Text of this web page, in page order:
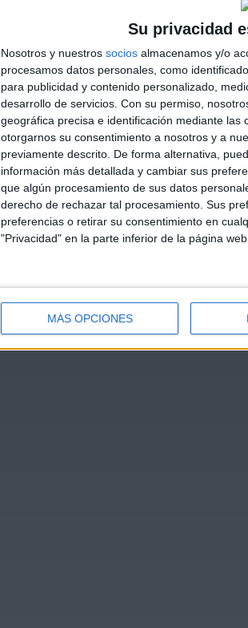
Su privacidad
Nosotros y nuestros socios almacenamos y/o
procesamos datos personales, como
para publicidad y contenido personalizado,
desarrollo de servicios. Con su permiso,
geográfica precisa e identificación mediante
otorgarnos su consentimiento a nosotros y a
previamente descrito. De forma alternativa,
información más detallada y cambiar sus
que algún procesamiento de sus datos
derecho de rechazar tal procesamiento. Sus
preferencias o retirar su consentimiento en
"Privacidad" en la parte inferior de la página web.
MÁS OPCIONES